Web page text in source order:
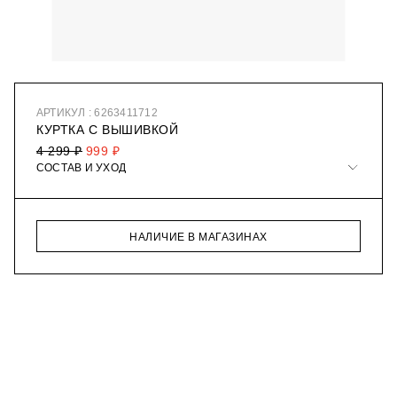
АРТИКУЛ : 6263411712
КУРТКА С ВЫШИВКОЙ
999 ₽
4 299 ₽
СОСТАВ И УХОД
НАЛИЧИЕ В МАГАЗИНАХ